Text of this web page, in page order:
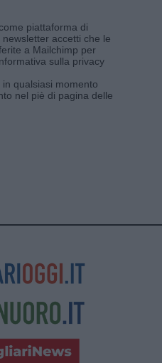
piattaforma di
accetti che le
a Mailchimp per
sulla privacy
qualsiasi momento
nel piè di pagina delle